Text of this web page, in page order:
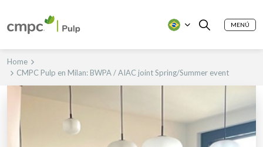
MENÚ
Home
CMPC Pulp en Milan: BWPA / AIAC joint Spring/Summer event